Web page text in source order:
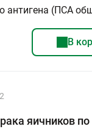
антигена (ПСА
В
яичников